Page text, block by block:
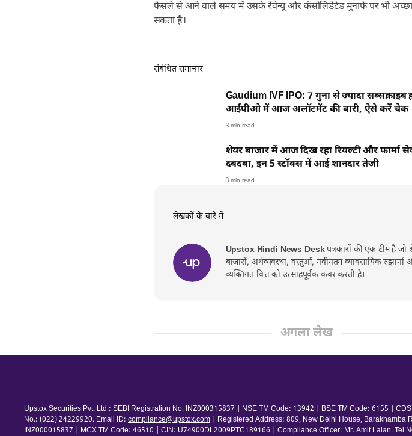
फैसले से आने वाले समय में उसके रेवेन्यू और कंसोलिडेटेड मुनाफे पर भी
सकता है।
संबंधित समाचार
Gaudium IVF IPO: 7 गुना से ज्यादा सब्सक्राइब
आईपीओ में आज अलॉटमेंट की बारी, ऐसे करें चेक
3 min read
शेयर बाजार में आज दिख रहा रियल्टी और फार्मा
दबदबा, इन 5 स्टॉक्स में आई शानदार तेजी
3 min read
लेखकों के बारे में
Upstox Hindi News Desk पत्रकारों की एक टीम है जो
बाजारों, अर्थव्यवस्था, वस्तुओं, नवीनतम व्यावसायिक रुझानों
व्यक्तिगत वित्त को उत्साहपूर्वक कवर करती है।
अगला लेख
Upstox Securities Pvt. Ltd.: SEBI Registration No. INZ000315837 | NSE TM Code: 13942 | BSE TM Code: 6155 |
No.: (022) 24229920. Email ID: compliance@upstox.com
| Registered Address: 809, New Delhi House,
INZ000015837 | MCX TM Code: 46510 | CIN: U74900DL2009PTC189166 | Compliance Officer: Mr. Amit Lalan. Tel